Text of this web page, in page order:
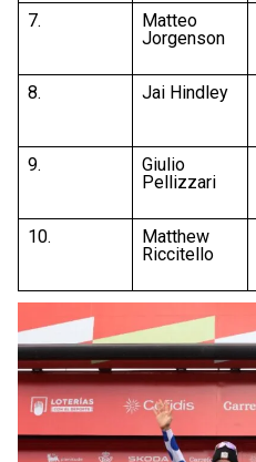
7.
Matteo
Jorgenson
8. Jai Hindley
9.
Giulio
Pellizzari
10.
Matthew
Riccitello